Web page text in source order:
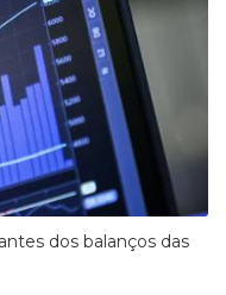
dos balanços das